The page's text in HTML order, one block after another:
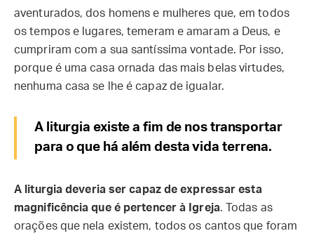
aventurados, dos homens e mulheres que, em todos
os tempos e lugares, temeram e amaram a Deus, e
cumpriram com a sua santíssima vontade. Por isso,
porque é uma casa ornada das mais belas virtudes,
nenhuma casa se lhe é capaz de igualar.
A liturgia existe a fim de nos transportar
para o que há além desta vida terrena.
A liturgia deveria ser capaz de expressar esta
magnificência que é pertencer à Igreja. Todas as
orações que nela existem, todos os cantos que foram